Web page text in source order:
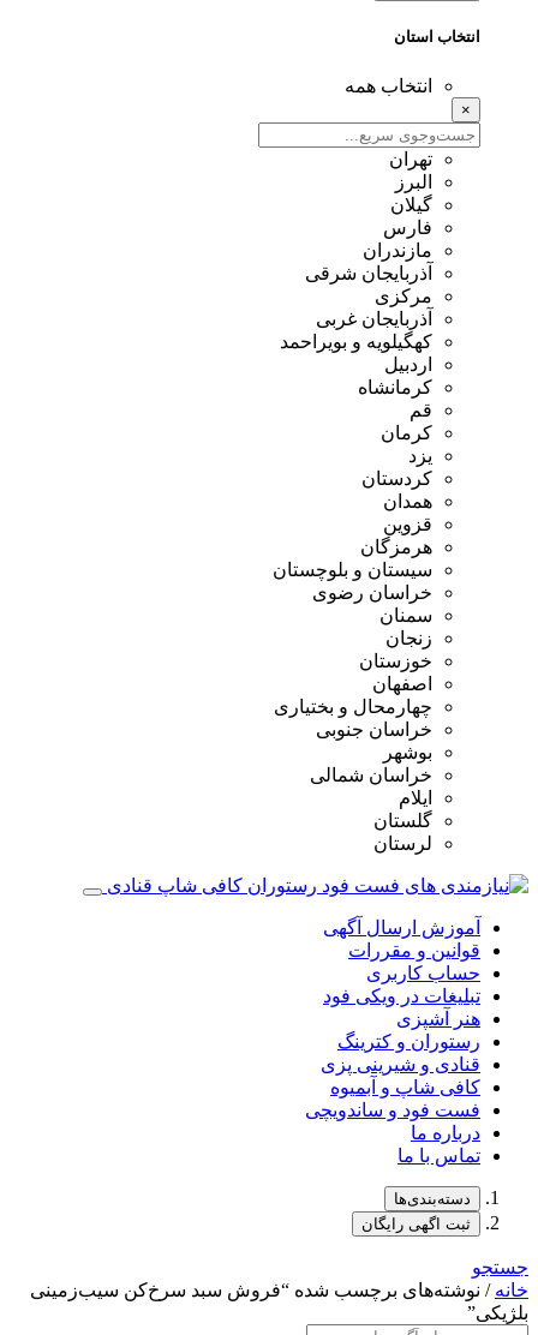
انتخاب استان
انتخاب همه
×
تهران
البرز
گیلان
فارس
مازندران
آذربایجان شرقی
مرکزی
آذربایجان غربی
کهگیلویه و بویراحمد
اردبیل
کرمانشاه
قم
کرمان
یزد
کردستان
همدان
قزوین
هرمزگان
سیستان و بلوچستان
خراسان رضوی
سمنان
زنجان
خوزستان
اصفهان
چهارمحال و بختیاری
خراسان جنوبی
بوشهر
خراسان شمالی
ایلام
گلستان
لرستان
آموزش ارسال آگهی
قوانین و مقررات
حساب کاربری
تبلیغات در ویکی فود
هنر آشپزی
رستوران و کترینگ
قنادی و شیرینی پزی
کافی شاپ و آبمیوه
فست فود و ساندویچی
درباره ما
تماس با ما
دسته‌بندی‌ها
ثبت اگهی رایگان
جستجو
خانه / نوشته‌های برچسب شده “فروش سبد سرخ‌کن سیب‌زمینی
بلژیکی”